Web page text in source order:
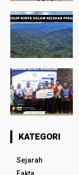
KATEGORI
Sejarah